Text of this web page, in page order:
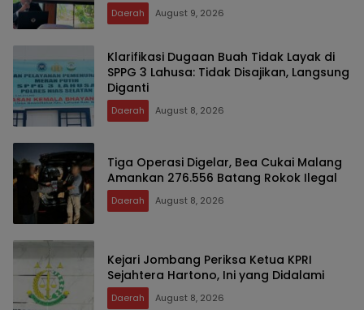
Daerah August 9, 2026
Klarifikasi Dugaan Buah Tidak Layak di
SPPG 3 Lahusa: Tidak Disajikan, Langsung
Diganti
Daerah August 8, 2026
Tiga Operasi Digelar, Bea Cukai Malang
Amankan 276.556 Batang Rokok Ilegal
Daerah August 8, 2026
Kejari Jombang Periksa Ketua KPRI
Sejahtera Hartono, Ini yang Didalami
Daerah August 8, 2026